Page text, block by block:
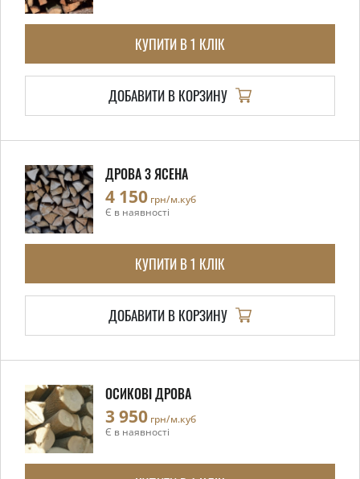
КУПИТИ В 1 КЛІК
ДОБАВИТИ В КОРЗИНУ
ДРОВА З ЯСЕНА
4 150 грн/м.куб
Є в наявності
КУПИТИ В 1 КЛІК
ДОБАВИТИ В КОРЗИНУ
ОСИКОВІ ДРОВА
3 950 грн/м.куб
Є в наявності